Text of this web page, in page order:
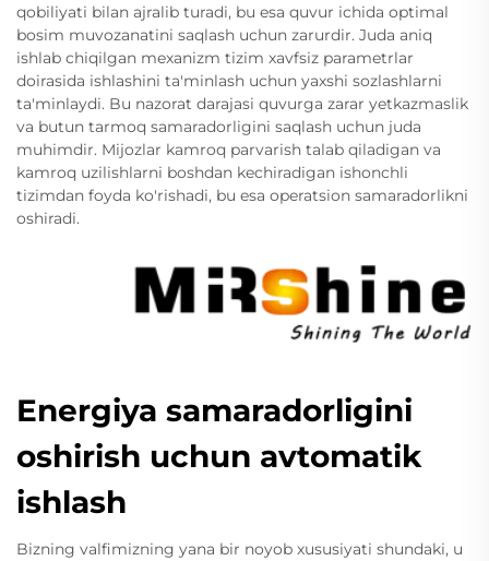
qobiliyati bilan ajralib turadi, bu esa quvur ichida optimal
bosim muvozanatini saqlash uchun zarurdir. Juda aniq
ishlab chiqilgan mexanizm tizim xavfsiz parametrlar
doirasida ishlashini ta'minlash uchun yaxshi sozlashlarni
ta'minlaydi. Bu nazorat darajasi quvurga zarar yetkazmaslik
va butun tarmoq samaradorligini saqlash uchun juda
muhimdir. Mijozlar kamroq parvarish talab qiladigan va
kamroq uzilishlarni boshdan kechiradigan ishonchli
tizimdan foyda ko'rishadi, bu esa operatsion samaradorlikni
oshiradi.
Energiya samaradorligini
oshirish uchun avtomatik
ishlash
Bizning valfimizning yana bir noyob xususiyati shundaki, u